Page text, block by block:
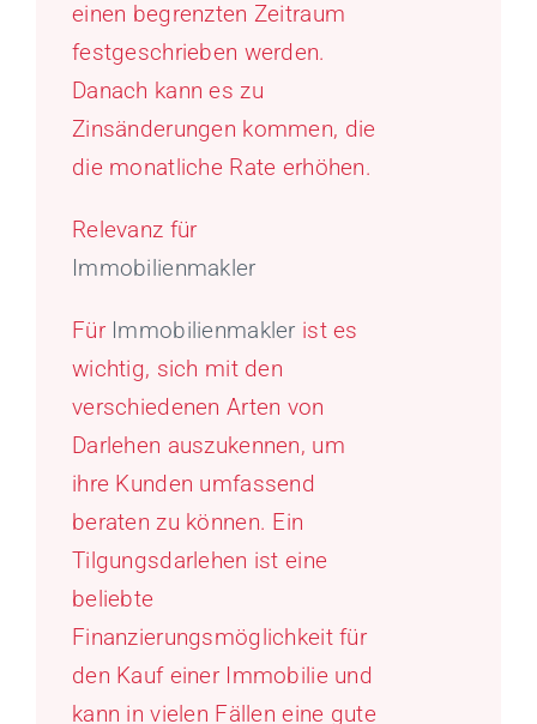
einen begrenzten Zeitraum
festgeschrieben werden.
Danach kann es zu
Zinsänderungen kommen, die
die monatliche Rate erhöhen.
Relevanz für
Immobilienmakler
Für Immobilienmakler ist es
wichtig, sich mit den
verschiedenen Arten von
Darlehen auszukennen, um
ihre Kunden umfassend
beraten zu können. Ein
Tilgungsdarlehen ist eine
beliebte
Finanzierungsmöglichkeit für
den Kauf einer Immobilie und
kann in vielen Fällen eine gute